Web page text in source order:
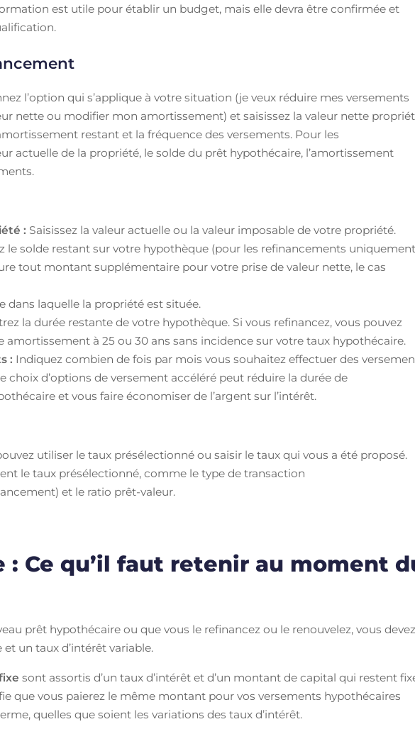
est utile pour établir un budget, mais elle devra être confirmée et
l’option qui s’applique à votre situation (je veux réduire mes versements
nette ou modifier mon amortissement) et saisissez la valeur nette
restant et la fréquence des versements. Pour les
actuelle de la propriété, le solde du prêt hypothécaire, l’amortissement
: Saisissez la valeur actuelle ou la valeur imposable de votre propriété.
le solde restant sur votre hypothèque (pour les refinancements
tout montant supplémentaire pour votre prise de valeur nette, le cas
dans laquelle la propriété est située.
la durée restante de votre hypothèque. Si vous refinancez, vous pouvez
à 25 ou 30 ans sans incidence sur votre taux hypothécaire.
: Indiquez combien de fois par mois vous souhaitez effectuer des
choix d’options de versement accéléré peut réduire la durée de
et vous faire économiser de l’argent sur l’intérêt.
utiliser le taux présélectionné ou saisir le taux qui vous a été proposé.
le taux présélectionné, comme le type de transaction
et le ratio prêt-valeur.
: Ce qu’il faut retenir au moment
prêt hypothécaire ou que vous le refinancez ou le renouvelez, vous devez
un taux d’intérêt variable.
sont assortis d’un taux d’intérêt et d’un montant de capital qui restent
que vous paierez le même montant pour vos versements hypothécaires
quelles que soient les variations des taux d’intérêt.